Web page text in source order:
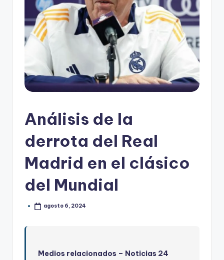
Análisis de la
derrota del Real
Madrid en el clásico
del Mundial
agosto 6, 2024
Medios relacionados – Noticias 24